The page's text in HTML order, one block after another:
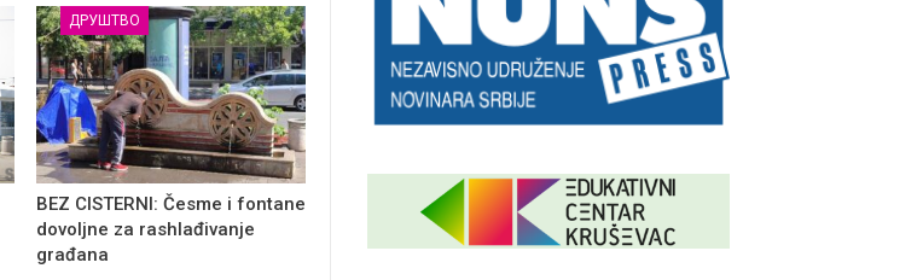
ДРУШТВО
BEZ CISTERNI: Česme i fontane
dovoljne za rashlađivanje
građana